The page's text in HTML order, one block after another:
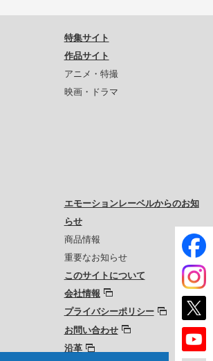
特集サイト
作品サイト
アニメ・特撮
映画・ドラマ
エモーションレーベルからのお知
らせ
商品情報
重要なお知らせ
このサイトについて
会社情報
プライバシーポリシー
お問い合わせ
沿革